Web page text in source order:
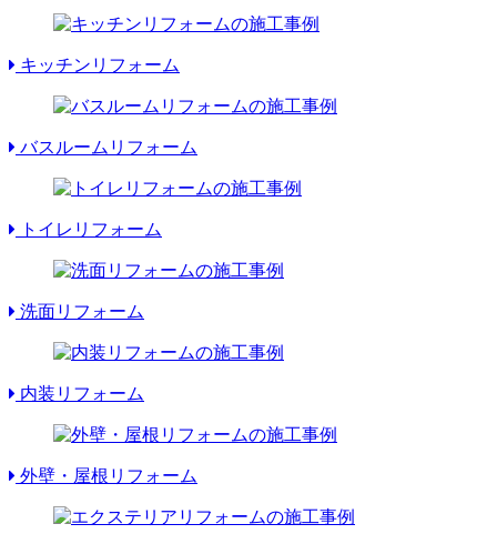
キッチンリフォーム
バスルームリフォーム
トイレリフォーム
洗面リフォーム
内装リフォーム
外壁・屋根リフォーム